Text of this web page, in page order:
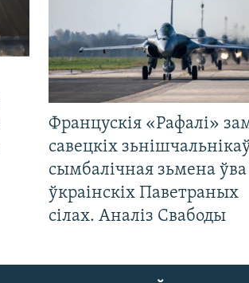
Францускія «Рафалі»
савецкіх
сымбалічная зьмена ўва
ўкраінскіх Паветраных
сілах. Аналіз Свабоды